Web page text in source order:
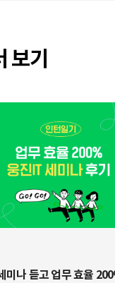
보기
미나 듣고 업무 효율